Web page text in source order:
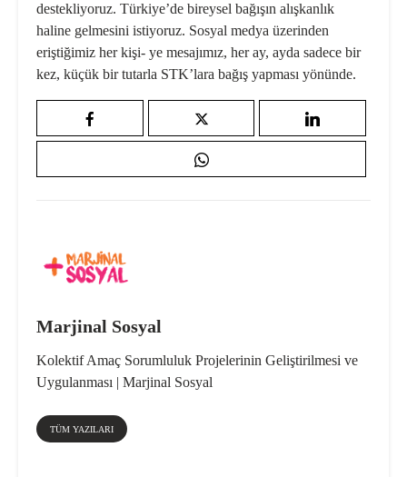
destekliyoruz. Türkiye’de bireysel bağışın alışkanlık
haline gelmesini istiyoruz. Sosyal medya üzerinden
eriştiğimiz her kişi- ye mesajımız, her ay, ayda sadece bir
kez, küçük bir tutarla STK’lara bağış yapması yönünde.
Marjinal Sosyal
Kolektif Amaç Sorumluluk Projelerinin Geliştirilmesi ve
Uygulanması | Marjinal Sosyal
TÜM YAZILARI